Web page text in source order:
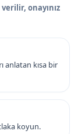
onayınız
anlatan kısa bir
koyun.